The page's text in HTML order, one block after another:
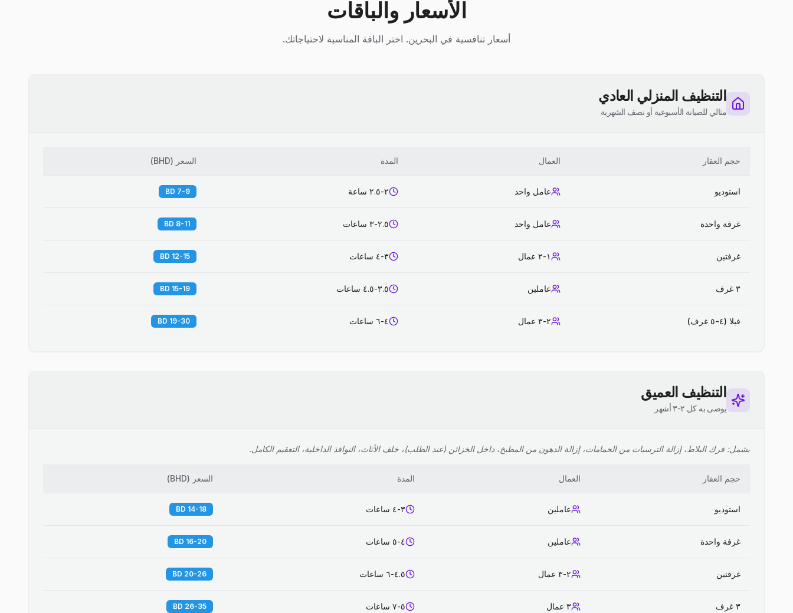
الأسعار والباقات
أسعار تنافسية في البحرين. اختر الباقة المناسبة لاحتياجاتك.
التنظيف المنزلي العادي
مثالي للصيانة الأسبوعية أو نصف الشهرية
حجم العقار العمال المدة السعر (
BHD
)
استوديو عامل واحد ٢-٢.٥ ساعة 7-9 BD
غرفة واحدة عامل واحد ٢.٥-٣ ساعات 8-11 BD
غرفتين ١-٢ عمال ٣-٤ ساعات 12-15 BD
٣ غرف عاملين ٣.٥-٤.٥ ساعات 15-19 BD
فيلا (٤-٥ غرف) ٢-٣ عمال ٤-٦ ساعات 19-30 BD
التنظيف العميق
يوصى به كل ٢-٣ أشهر
يشمل: فرك البلاط، إزالة الترسبات من الحمامات، إزالة الدهون من المطبخ، داخل الخزائن (عند الطلب)، خلف الأثاث، النوافذ الداخلية، التعقيم الكامل.
حجم العقار العمال المدة السعر (
BHD
)
استوديو عاملين ٣-٤ ساعات 14-18 BD
غرفة واحدة عاملين ٤-٥ ساعات 16-20 BD
غرفتين ٢-٣ عمال ٤.٥-٦ ساعات 20-26 BD
٣ غرف ٣ عمال ٥-٧ ساعات 26-35 BD